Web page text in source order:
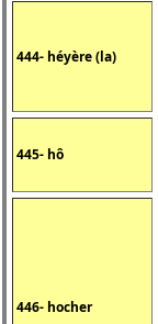
444- héyère (la)
445- hô
446- hocher